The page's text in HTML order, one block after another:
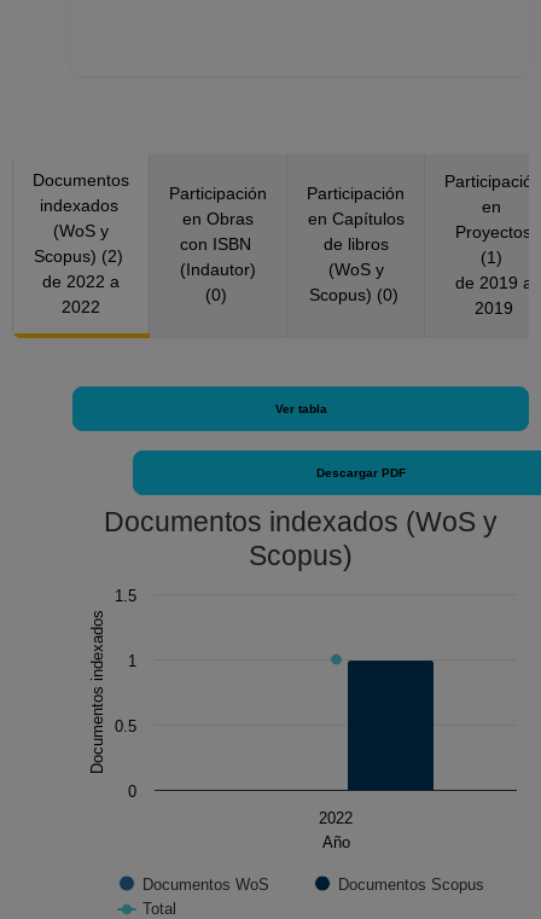
Documentos
indexados
(WoS y
Scopus) (2)
de 2022 a
2022
Participación
en Obras
con ISBN
(Indautor)
(0)
Participación
en Capítulos
de libros
(WoS y
Scopus) (0)
Participación
en
Proyectos
(1)
de 2019 a
2019
Ver tabla
Descargar PDF
Documentos indexados (WoS y
Scopus)
Chart
Combination chart with 3 data series.
The chart has 1 X axis displaying Año.
The chart has 1 Y axis displaying Documentos
Año
Documentos indexados
Documentos WoS
Documentos Scopus
Total
2022
0
0.5
1
1.5